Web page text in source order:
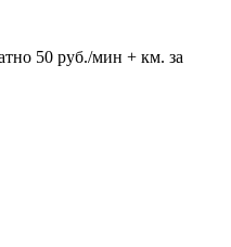
50 руб./мин + км. за